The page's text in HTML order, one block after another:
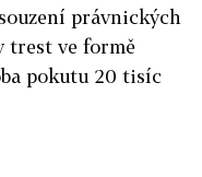
právnických
trest ve formě
pokutu 20 tisíc